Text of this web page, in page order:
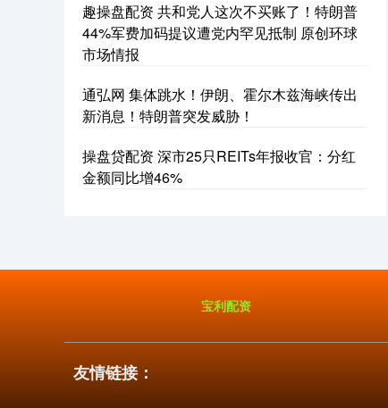
趣操盘配资 共和党人这次不买账了！特朗普
44%军费加码提议遭党内罕见抵制 原创环球
市场情报
通弘网 集体跳水！伊朗、霍尔木兹海峡传出
新消息！特朗普突发威胁！
操盘贷配资 深市25只REITs年报收官：分红
金额同比增46%
宝利配资
友情链接：